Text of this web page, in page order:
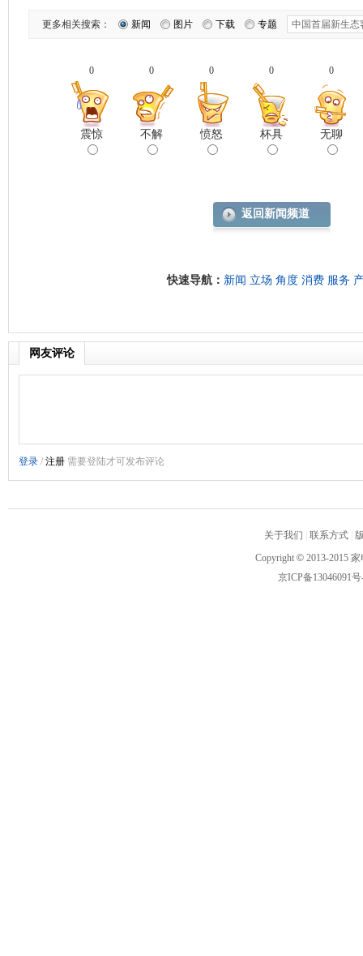
更多相关搜索： 新闻 图片 下载 专题
0
震惊
0
不解
0
愤怒
0
杯具
0
无聊
返回新闻频道
快速导航： 新闻 立场 角度 消费 服务
网友评论
关于我们 联系方式
Copyright © 2013-2015
京ICP备13046091号